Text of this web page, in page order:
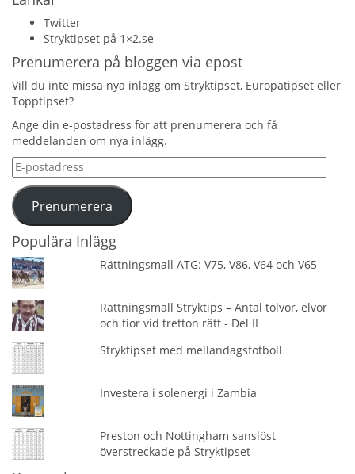
Twitter
Stryktipset på 1×2.se
Prenumerera på bloggen via epost
Vill du inte missa nya inlägg om Stryktipset, Europatipset eller
Topptipset?
Ange din e-postadress för att prenumerera och få
meddelanden om nya inlägg.
E-
postadress
Prenumerera
Populära Inlägg
Rättningsmall ATG: V75, V86, V64 och V65
Rättningsmall Stryktips – Antal tolvor, elvor
och tior vid tretton rätt - Del II
Stryktipset med mellandagsfotboll
Investera i solenergi i Zambia
Preston och Nottingham sanslöst
överstreckade på Stryktipset